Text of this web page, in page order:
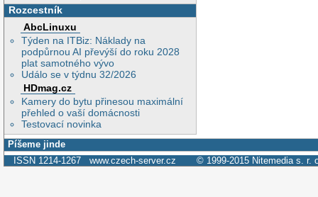
Rozcestník
AbcLinuxu
Týden na ITBiz: Náklady na
podpůrnou AI převýší do roku 2028
plat samotného vývo
Událo se v týdnu 32/2026
HDmag.cz
Kamery do bytu přinesou maximální
přehled o vaší domácnosti
Testovací novinka
Píšeme jinde
ISSN 1214-1267 www.czech-server.cz © 1999-2015 Nitemedia s. r.